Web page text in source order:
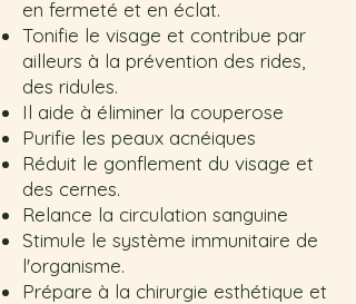
en fermeté et en éclat.
Tonifie le visage et contribue par
ailleurs à la prévention des rides,
des ridules.
Il aide à éliminer la couperose
Purifie les peaux acnéiques
Réduit le gonflement du visage et
des cernes.
Relance la circulation sanguine
Stimule le système immunitaire de
l'organisme.
Prépare à la chirurgie esthétique et